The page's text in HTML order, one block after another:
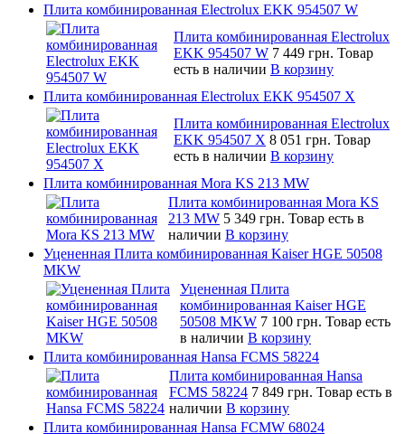
Плита комбинированная Electrolux EKK 954507 W
Плита комбинированная Electrolux
EKK 954507 W 7 449 грн. Товар
есть в наличии В корзину
Плита комбинированная Electrolux EKK 954507 X
Плита комбинированная Electrolux
EKK 954507 X 8 051 грн. Товар
есть в наличии В корзину
Плита комбинированная Mora KS 213 MW
Плита комбинированная Mora KS
213 MW 5 349 грн. Товар есть в
наличии В корзину
Уцененная Плита комбинированная Kaiser HGE 50508
MKW
Уцененная Плита
комбинированная Kaiser HGE
50508 MKW 7 100 грн. Товар есть
в наличии В корзину
Плита комбинированная Hansa FCMS 58224
Плита комбинированная Hansa
FCMS 58224 7 849 грн. Товар есть в
наличии В корзину
Плита комбинированная Hansa FCMW 68024